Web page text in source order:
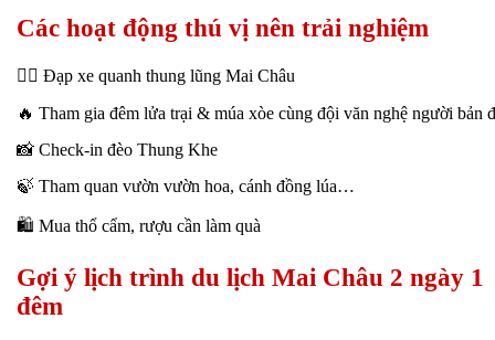
Các hoạt động thú vị nên trải nghiệm
🚴‍♀️ Đạp xe quanh thung lũng Mai Châu
🔥 Tham gia đêm lửa trại & múa xòe cùng đội văn nghệ người bản
📸 Check-in đèo Thung Khe
🍃 Tham quan vườn vườn hoa, cánh đồng lúa…
🛍️ Mua thổ cẩm, rượu cần làm quà
Gợi ý lịch trình du lịch Mai Châu 2 ngày 1
đêm